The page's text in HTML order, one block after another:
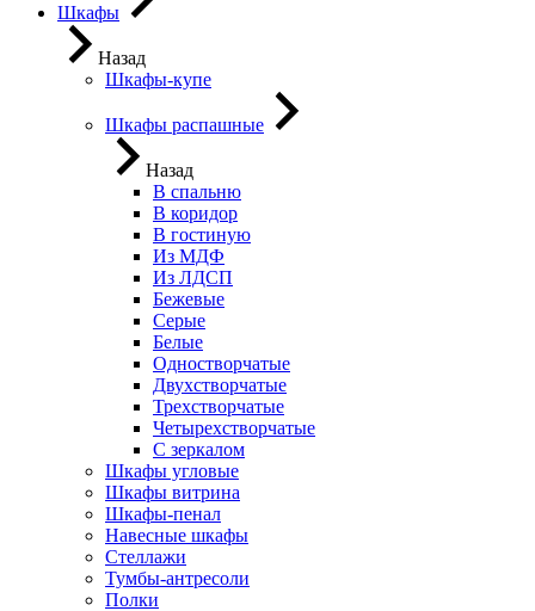
Шкафы
Назад
Шкафы-купе
Шкафы распашные
Назад
В спальню
В коридор
В гостиную
Из МДФ
Из ЛДСП
Бежевые
Серые
Белые
Одностворчатые
Двухстворчатые
Трехстворчатые
Четырехстворчатые
С зеркалом
Шкафы угловые
Шкафы витрина
Шкафы-пенал
Навесные шкафы
Стеллажи
Тумбы-антресоли
Полки